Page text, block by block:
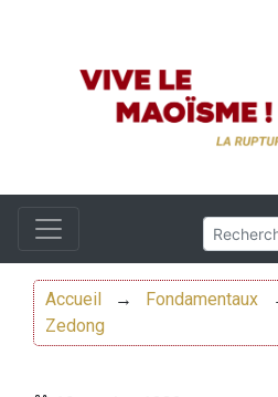
Accueil → Fondamentaux
Zedong